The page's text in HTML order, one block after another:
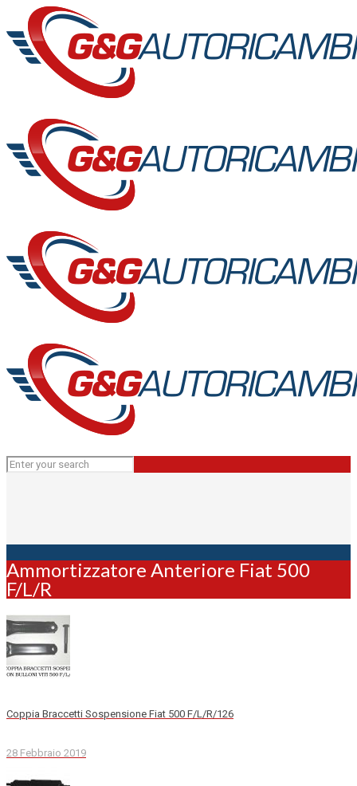
Ammortizzatore Anteriore Fiat 500
F/L/R
Coppia Braccetti Sospensione Fiat 500 F/L/R/126
28 Febbraio 2019